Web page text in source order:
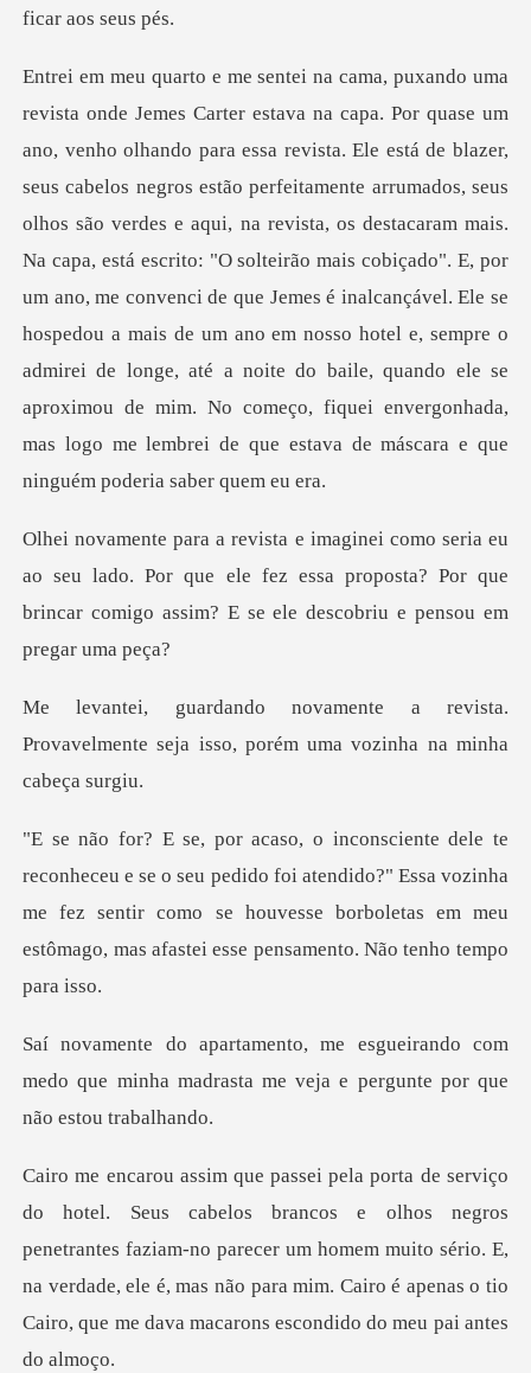
ados, seus
olhos são verdes e aqui, na revista, os destacaram mais.
Na capa, está escrito: "O solteirão mais cobiçado". E, por
um ano, me convenci de que Jemes é inalcançável. Ele se
hospedou a mais de um ano em
seu lado. Por que ele fez essa proposta? Por que
brincar co
evista.
Provavelmente seja isso, por
u pedido foi atendido?" Essa vozinha
me fez sentir como se houvesse borbole
ando com
medo que minha madrasta me veja
s negros
penetrantes faziam-no parecer um homem muito sério. E,
na verdade, ele é, mas não pa